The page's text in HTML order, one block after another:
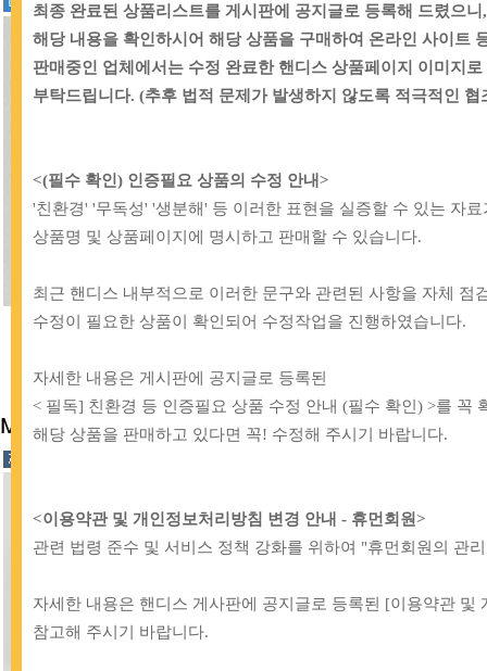
최종 완료된 상품리스트를 게시판에 공지글로 등록해 드렸으
해당 내용을 확인하시어 해당 상품을 구매하여 온라인 사이트
판매중인 업체에서는 수정 완료한 핸디스 상품페이지 이미지
부탁드립니다. (추후 법적 문제가 발생하지 않도록 적극적인 협
<(필수 확인) 인증필요 상품의 수정 안내>
'친환경' '무독성' '생분해' 등 이러한 표현을 실증할 수 있는 자
상품명 및 상품페이지에 명시하고 판매할 수 있습니다.
최근 핸디스 내부적으로 이러한 문구와 관련된 사항을 자체 점
수정이 필요한 상품이 확인되어 수정작업을 진행하였습니다.
자세한 내용은 게시판에 공지글로 등록된
< 필독] 친환경 등 인증필요 상품 수정 안내 (필수 확인) >를 꼭
해당 상품을 판매하고 있다면 꼭! 수정해 주시기 바랍니다.
<이용약관 및 개인정보처리방침 변경 안내 - 휴먼회원>
관련 법령 준수 및 서비스 정책 강화를 위하여 "휴먼회원의 관
자세한 내용은 핸디스 게사판에 공지글로 등록된 [이용약관 및
참고해 주시기 바랍니다.
[BB]60-531 해피베어스 올풀림방지액
[BB]68-153 아이론 매트(다리미 스펀
지)_120X50cm
MD추천상품